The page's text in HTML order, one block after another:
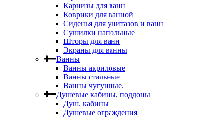
Карнизы для ванн
Коврики для ванной
Сиденья для унитазов и ванн
Сушилки напольные
Шторы для ванн
Экраны для ванны
Ванны
Ванны акриловые
Ванны стальные
Ванны чугунные.
Душевые кабины, поддоны
Душ. кабины
Душевые ограждения